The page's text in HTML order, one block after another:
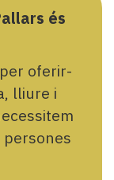
és
oferir-
lliure i
persones